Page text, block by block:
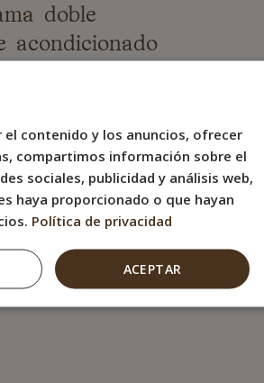
doble
acondicionado
privado con ducha
de baño
de pelo
WiFI Gratis
eléctrico
de parqué
SPANISH
ENGLISH
GERMAN
el contenido y los anuncios, ofrecer
compartimos información sobre el
sociales, publicidad y análisis web,
haya proporcionado o que hayan
Política de privacidad
ACEPTAR